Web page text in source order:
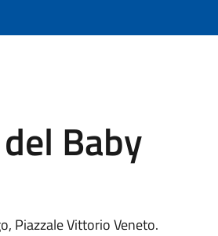
Baby
Piazzale Vittorio Veneto.